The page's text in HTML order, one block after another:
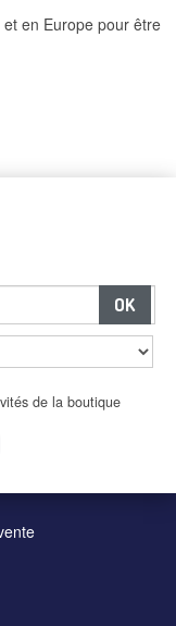
en Europe pour être
de la boutique